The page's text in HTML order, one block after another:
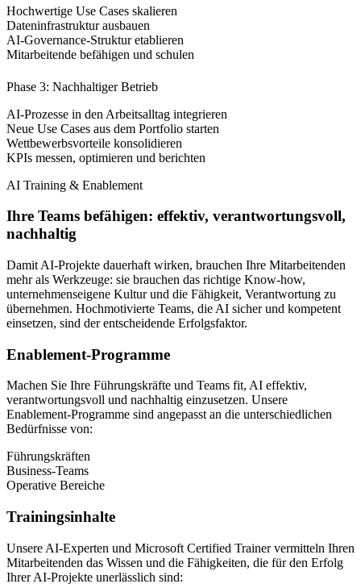
Hochwertige Use Cases skalieren
Dateninfrastruktur ausbauen
AI-Governance-Struktur etablieren
Mitarbeitende befähigen und schulen
Phase 3: Nachhaltiger Betrieb
AI-Prozesse in den Arbeitsalltag integrieren
Neue Use Cases aus dem Portfolio starten
Wettbewerbsvorteile konsolidieren
KPIs messen, optimieren und berichten
AI Training & Enablement
Ihre Teams befähigen: effektiv, verantwortungsvoll,
nachhaltig
Damit AI-Projekte dauerhaft wirken, brauchen Ihre Mitarbeitenden
mehr als Werkzeuge: sie brauchen das richtige Know-how,
unternehmenseigene Kultur und die Fähigkeit, Verantwortung zu
übernehmen. Hochmotivierte Teams, die AI sicher und kompetent
einsetzen, sind der entscheidende Erfolgsfaktor.
Enablement-Programme
Machen Sie Ihre Führungskräfte und Teams fit, AI effektiv,
verantwortungsvoll und nachhaltig einzusetzen. Unsere
Enablement-Programme sind angepasst an die unterschiedlichen
Bedürfnisse von:
Führungskräften
Business-Teams
Operative Bereiche
Trainingsinhalte
Unsere AI-Experten und Microsoft Certified Trainer vermitteln Ihren
Mitarbeitenden das Wissen und die Fähigkeiten, die für den Erfolg
Ihrer AI-Projekte unerlässlich sind: